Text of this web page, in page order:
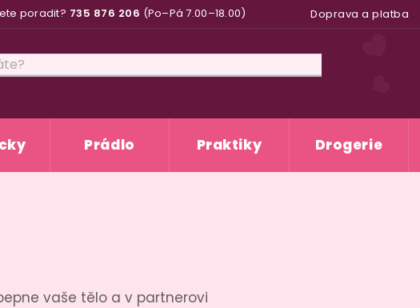
poradit? 735 876 206 (Po–Pá 7.00–18.00) Doprava a platba
Prádlo Praktiky Drogerie
vaše tělo a v partnerovi